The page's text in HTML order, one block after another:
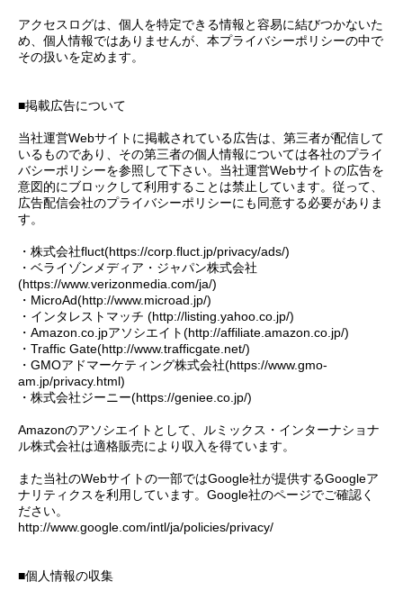
アクセスログは、個人を特定できる情報と容易に結びつかないた
め、個人情報ではありませんが、本プライバシーポリシーの中で
その扱いを定めます。
■掲載広告について
当社運営Webサイトに掲載されている広告は、第三者が配信して
いるものであり、その第三者の個人情報については各社のプライ
バシーポリシーを参照して下さい。当社運営Webサイトの広告を
意図的にブロックして利用することは禁止しています。従って、
広告配信会社のプライバシーポリシーにも同意する必要がありま
す。
・株式会社fluct(https://corp.fluct.jp/privacy/ads/)
・ベライゾンメディア・ジャパン株式会社
(https://www.verizonmedia.com/ja/)
・MicroAd(http://www.microad.jp/)
・インタレストマッチ (http://listing.yahoo.co.jp/)
・Amazon.co.jpアソシエイト(http://affiliate.amazon.co.jp/)
・Traffic Gate(http://www.trafficgate.net/)
・GMOアドマーケティング株式会社(https://www.gmo-
am.jp/privacy.html)
・株式会社ジーニー(https://geniee.co.jp/)
Amazonのアソシエイトとして、ルミックス・インターナショナ
ル株式会社は適格販売により収入を得ています。
また当社のWebサイトの一部ではGoogle社が提供するGoogleア
ナリティクスを利用しています。Google社のページでご確認く
ださい。
http://www.google.com/intl/ja/policies/privacy/
■個人情報の収集